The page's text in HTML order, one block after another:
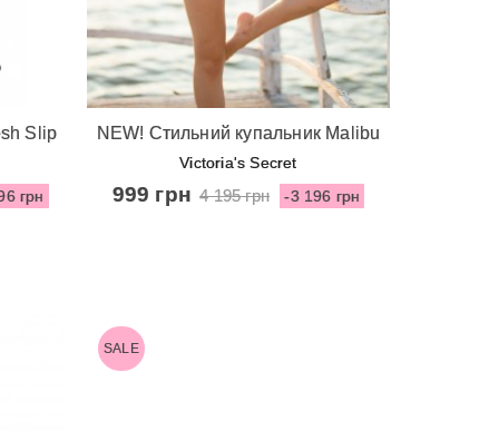
Slip
грн
Швидкий перегляд
NEW! Стильний купальник Malibu
Fabulous Logo від Victoria's Secret
- Nero
Victoria's Secret
999 грн 4 195 грн -3 196 грн
SALE